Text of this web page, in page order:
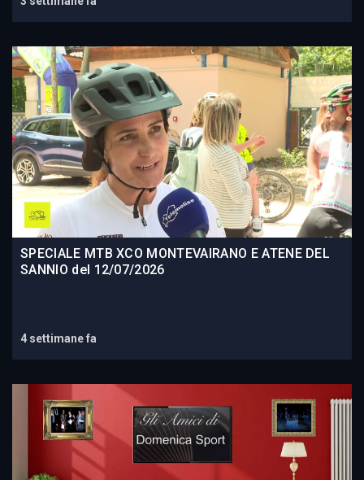
SPECIALE MTB XCO MONTEVAIRANO E ATENE DEL
SANNIO del 12/07/2026
4 settimane fa